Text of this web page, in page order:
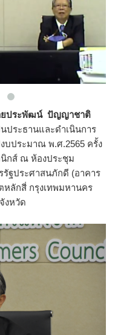
ยประพัฒน์ ปัญญาชาติ
ประธานและดำเนินการ
บประมาณ พ.ศ.2565 ครั้ง
นิกส์ ณ ห้องประชุม
รัฐประศาสนภักดี (อาคาร
หลักสี่ กรุงเทพมหานคร
งหวัด